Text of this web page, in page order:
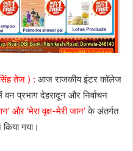
तेज ) : आज राजकीय इंटर कॉलेज
वन प्रभाग देहरादून और निर्वाचन
और ‘मेरा वृक्ष-मेरी जान’के अंतर्गत
गया।